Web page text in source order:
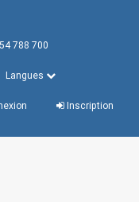
788 700
Langues
Inscription